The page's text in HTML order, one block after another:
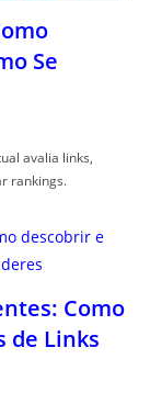
Se
avalia links,
rankings.
Como
de Links